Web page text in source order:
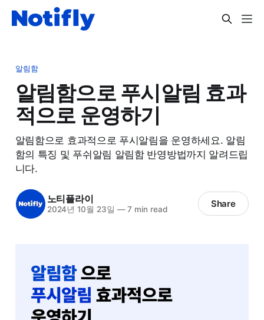
알림함
알림함으로 푸시알림 효과
적으로 운영하기
알림함으로 효과적으로 푸시알림을 운영하세요. 알림
함의 특징 및 푸쉬알림 알림함 반영방법까지 알려드립
니다.
노티플라이
2024년 10월 23일 —7 min read Share